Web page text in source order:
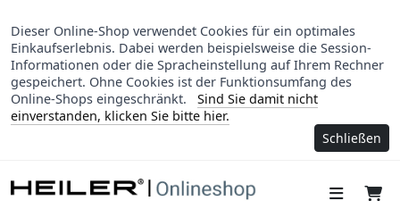
Dieser Online-Shop verwendet Cookies für ein optimales
Einkaufserlebnis. Dabei werden beispielsweise die Session-
Informationen oder die Spracheinstellung auf Ihrem Rechner
gespeichert. Ohne Cookies ist der Funktionsumfang des
Online-Shops eingeschränkt.
Sind Sie damit nicht
einverstanden, klicken Sie bitte hier.
Schließen